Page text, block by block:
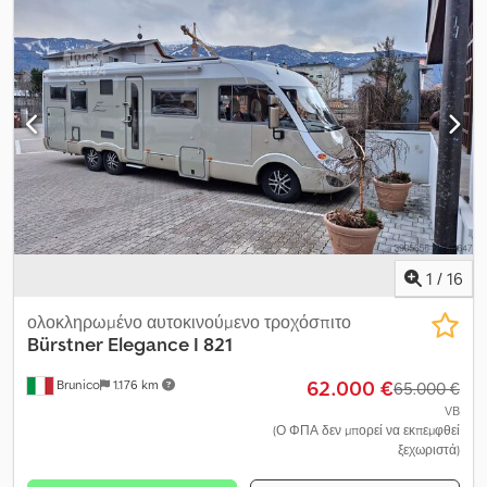
2007, 01/2007, MOT: 08/2026, CaraWorld ID: cw-24689512,
Emissions standard: Euro 5, Base vehicle: Mercedes Sprinter 519
CDI.
JUMPER L3H2 - 2.0 HDI 130HP EURO6 ΜΟΝΟ ΓΙΑ ΕΞΑΓΩΓΗ
ΜΕΓΑΛΟ SERVICE ΣΤΑ 150,101 ΧΛΜ ΤΕΛΕΥΤΑΙΟ SERVICE ΣΤΑ
185,515 ΧΛΜ – ΛΑΔΙ ΚΙΝΗΤΗΡΑ, ΦΙΛΤΡΟ ΚΑΥΣΙΜΟΥ, ΦΙΛΤΡΟ
ΛΑΔΙΟΥ, ΦΙΛΤΡΟ ΑΕΡΑ ΠΛΗΡΕΣ ΙΣΤΟΡΙΚΟ SERVICE
ΕΠΙΣΥΝΑΠΤΕΤΑΙ. ΚΑΚΑ ΔΙΑΤΗΡΗΜΕΝΟ ΕΞΩΤΕΡΙΚΑ.
ΠΑΡΟΥΣΙΑΖΕΤΑΙ ΠΕΡΙΣΤΑΣΙΑΚΑ ΣΥΓΧΡΟΝΟΣ ΘΟΡΥΒΟΣ
ΚΑΤΑ ΤΗΝ ΑΛΛΑΓΗ ΑΠΟ 3η ΣΕ 4η ΤΑΧΥΤΗΤΑ. ΟΡΑΤΑ
ΣΗΜΑΔΙΑ ΒΑΦΗΣ. Djdeyfw Tkopfx Ac Ieck Η ΟΔΗΓΗΣΗ ΕΙΝΑΙ
ΚΑΝΟΝΙΚΗ. ΚΑΜΕΡΑ ΚΑΙ ΡΑΔΙΟ ΔΕΝ ΛΕΙΤΟΥΡΓΟΥΝ ΠΑΝΤΑ.
(ΝΕΑ ΚΑΜΕΡΑ ΕΓΚΑΤΑΣΤΑΘΗΚΕ ΣΤΑ 165,037 ΧΛΜ). 1
ΙΔΙΟΚΤΗΤΗΣ, 2 ΚΛΕΙΔΙΑ. ΧΩΡΟΣ ΦΟΡΤΙΟΥ: 3700 X 1870 X 1940
1 / 16
Brunico 1.176 km
ολοκληρωμένο αυτοκινούμενο τροχόσπιτο
Bürstner Elegance I 821
62.000 €65.000 €
VB
(Ο ΦΠΑ δεν μπορεί να εκπεμφθεί
ξεχωριστά)